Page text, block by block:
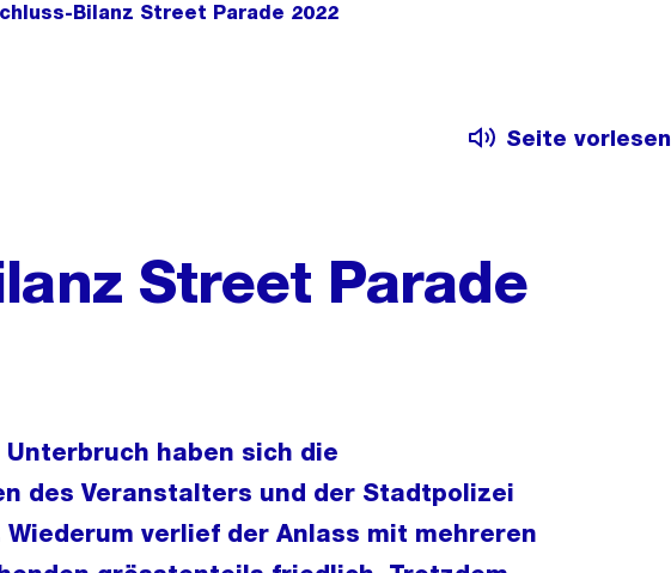
Bilanz Street Parade 2022
Seite vorlesen
Street Parade
haben sich die
des Veranstalters und der Stadtpolizei
verlief der Anlass mit mehreren